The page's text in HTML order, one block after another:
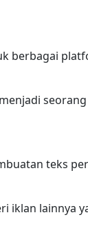
berbagai
seorang
teks
iklan lainnya